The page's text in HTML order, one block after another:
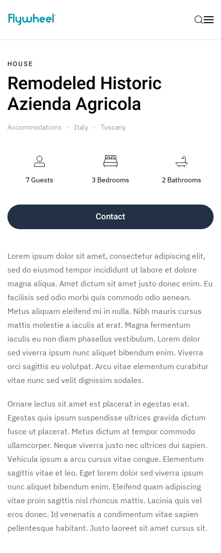
HOUSE
Remodeled Historic
Azienda Agricola
Accommodations Italy Tuscany
7 Guests 3 Bedrooms 2 Bathrooms
Contact
Lorem ipsum dolor sit amet, consectetur adipiscing elit,
sed do eiusmod tempor incididunt ut labore et dolore
magna aliqua. Amet dictum sit amet justo donec enim. Eu
facilisis sed odio morbi quis commodo odio aenean.
Metus aliquam eleifend mi in nulla. Nibh mauris cursus
mattis molestie a iaculis at erat. Magna fermentum
iaculis eu non diam phasellus vestibulum. Lorem dolor
sed viverra ipsum nunc aliquet bibendum enim. Viverra
orci sagittis eu volutpat. Arcu vitae elementum curabitur
vitae nunc sed velit dignissim sodales.
Ornare lectus sit amet est placerat in egestas erat.
Egestas quis ipsum suspendisse ultrices gravida dictum
fusce ut placerat. Metus dictum at tempor commodo
ullamcorper. Neque viverra justo nec ultrices dui sapien.
Vehicula ipsum a arcu cursus vitae congue. Elementum
sagittis vitae et leo. Eget lorem dolor sed viverra ipsum
nunc aliquet bibendum enim. Eleifend quam adipiscing
vitae proin sagittis nisl rhoncus mattis. Lacinia quis vel
eros donec. Id venenatis a condimentum vitae sapien
pellentesque habitant. Justo laoreet sit amet cursus sit.